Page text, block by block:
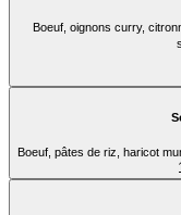
Boeuf, oignons curry,
Boeuf, pâtes de riz, haricot